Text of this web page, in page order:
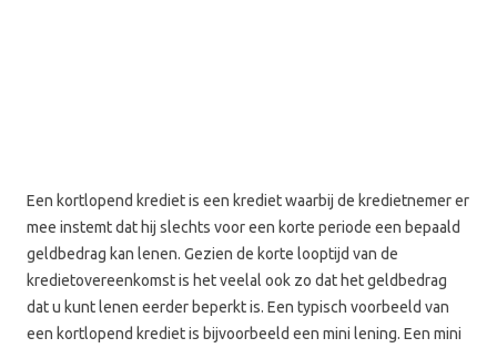
Een kortlopend krediet is een krediet waarbij de kredietnemer er
mee instemt dat hij slechts voor een korte periode een bepaald
geldbedrag kan lenen. Gezien de korte looptijd van de
kredietovereenkomst is het veelal ook zo dat het geldbedrag
dat u kunt lenen eerder beperkt is. Een typisch voorbeeld van
een kortlopend krediet is bijvoorbeeld een mini lening. Een mini